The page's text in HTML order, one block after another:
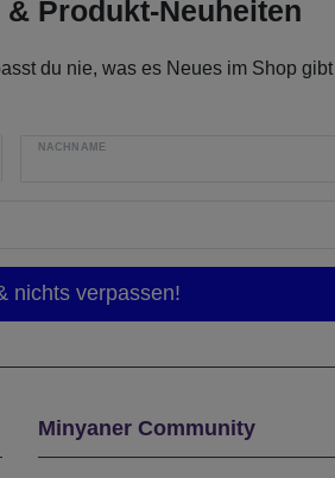
Produkt-Neuheiten
du nie, was es Neues im Shop
NACHNAME
Minyaner Community